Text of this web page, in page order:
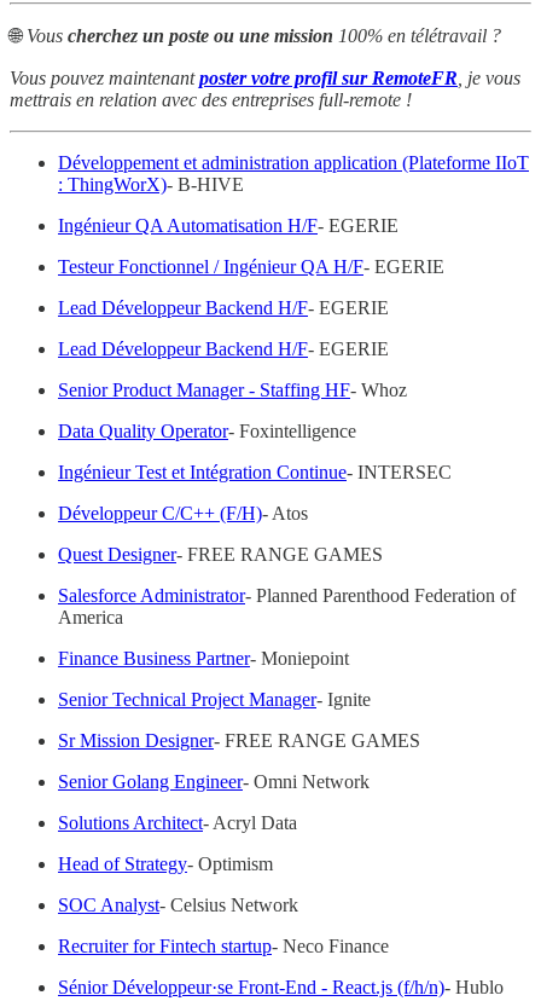
🌐 Vous cherchez un poste ou une mission 100% en télétravail ?
Vous pouvez maintenantposter votre profil sur RemoteFR , je vous
mettrais en relation avec des entreprises full-remote !
Développement et administration application (Plateforme IIoT
: ThingWorX)- B-HIVE
Ingénieur QA Automatisation H/F- EGERIE
Testeur Fonctionnel / Ingénieur QA H/F- EGERIE
Lead Développeur Backend H/F- EGERIE
Lead Développeur Backend H/F- EGERIE
Senior Product Manager - Staffing HF- Whoz
Data Quality Operator- Foxintelligence
Ingénieur Test et Intégration Continue- INTERSEC
Développeur C/C++ (F/H)- Atos
Quest Designer- FREE RANGE GAMES
Salesforce Administrator- Planned Parenthood Federation of
America
Finance Business Partner- Moniepoint
Senior Technical Project Manager- Ignite
Sr Mission Designer- FREE RANGE GAMES
Senior Golang Engineer- Omni Network
Solutions Architect- Acryl Data
Head of Strategy- Optimism
SOC Analyst- Celsius Network
Recruiter for Fintech startup- Neco Finance
Sénior Développeur·se Front-End - React.js (f/h/n)- Hublo